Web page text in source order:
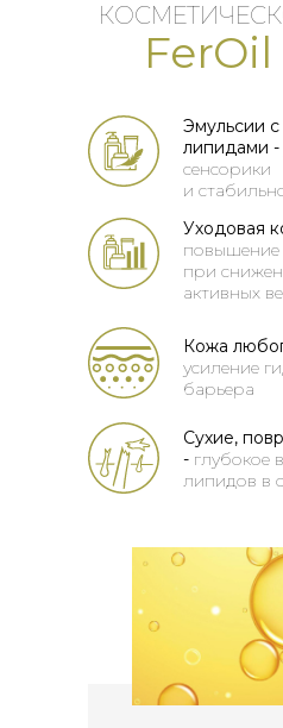
Эмульсии
липидами -
сенсорики
и
Кожа
усиление
барьера
Уходовая
повышение
при
активных
Сухие,
- глубокое
липидов в